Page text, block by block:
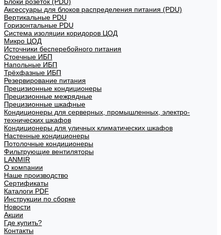
Аксессуары для блоков распределения питания (PDU)
Вертикальные PDU
Горизонтальные PDU
Система изоляции коридоров ЦОД
Микро ЦОД
Источники бесперебойного питания
Стоечные ИБП
Напольные ИБП
Трёхфазные ИБП
Резервирование питания
Прецизионные кондиционеры
Прецизионные межрядные
Прецизионные шкафные
Кондиционеры для серверных, промышленных, электро-
технических шкафов
Кондиционеры для уличных климатических шкафов
Настенные кондиционеры
Потолочные кондиционеры
Фильтрующие вентиляторы
LANMIR
О компании
Наше производство
Сертификаты
Каталоги PDF
Инструкции по сборке
Новости
Акции
Где купить?
Контакты